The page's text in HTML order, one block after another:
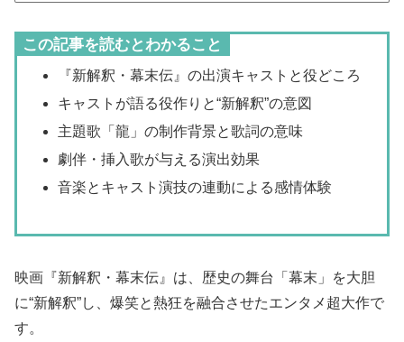
この記事を読むとわかること
『新解釈・幕末伝』の出演キャストと役どころ
キャストが語る役作りと“新解釈”の意図
主題歌「龍」の制作背景と歌詞の意味
劇伴・挿入歌が与える演出効果
音楽とキャスト演技の連動による感情体験
映画『新解釈・幕末伝』は、歴史の舞台「幕末」を大胆
に“新解釈”し、爆笑と熱狂を融合させたエンタメ超大作で
す。